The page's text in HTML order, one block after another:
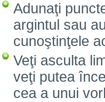
Adunaţi
argintul sau
cunoştinţele
Veţi asculta
veţi putea
cea a unui